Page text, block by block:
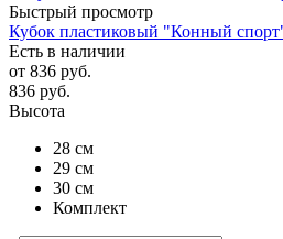
Быстрый просмотр
Кубок пластиковый "Конный
Есть в наличии
от 836 руб.
836 руб.
Высота
28 см
29 см
30 см
Комплект